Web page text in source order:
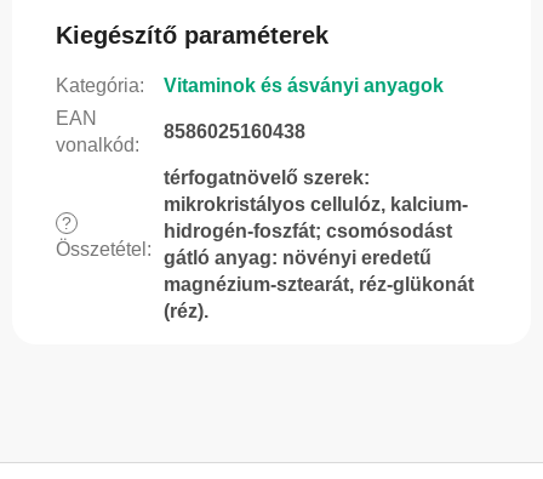
Kiegészítő paraméterek
Kategória:
Vitaminok és ásványi anyagok
EAN
vonalkód:
8586025160438
?
Összetétel :
térfogatnövelő szerek:
mikrokristályos cellulóz, kalcium-
hidrogén-foszfát; csomósodást
gátló anyag: növényi eredetű
magnézium-sztearát, réz-glükonát
(réz).